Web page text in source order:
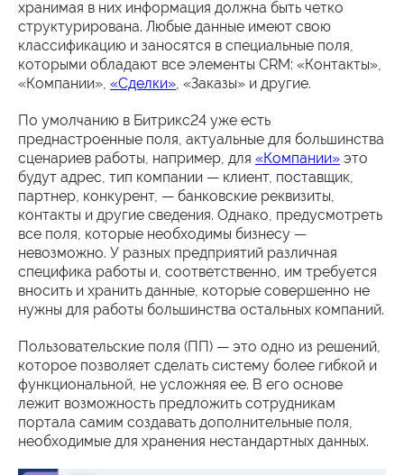
хранимая в них информация должна быть четко
структурирована. Любые данные имеют свою
классификацию и заносятся в специальные поля,
которыми обладают все элементы CRM: «Контакты»,
«Компании», «Сделки», «Заказы» и другие.
По умолчанию в Битрикс24 уже есть
преднастроенные поля, актуальные для большинства
сценариев работы, например, для «Компании» это
будут адрес, тип компании — клиент, поставщик,
партнер, конкурент, — банковские реквизиты,
контакты и другие сведения. Однако, предусмотреть
все поля, которые необходимы бизнесу —
невозможно. У разных предприятий различная
специфика работы и, соответственно, им требуется
вносить и хранить данные, которые совершенно не
нужны для работы большинства остальных компаний.
Пользовательские поля (ПП) — это одно из решений,
которое позволяет сделать систему более гибкой и
функциональной, не усложняя ее. В его основе
лежит возможность предложить сотрудникам
портала самим создавать дополнительные поля,
необходимые для хранения нестандартных данных.